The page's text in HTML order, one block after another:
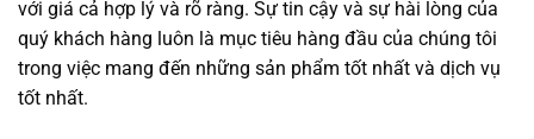
với giá cả hợp lý và rõ ràng. Sự tin cậy và sự hài lòng của
quý khách hàng luôn là mục tiêu hàng đầu của chúng tôi
trong việc mang đến những sản phẩm tốt nhất và dịch vụ
tốt nhất.